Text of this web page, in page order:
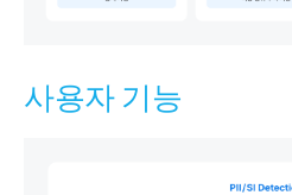
사용자 기능